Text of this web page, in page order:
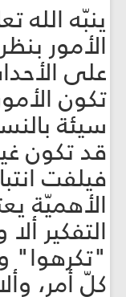
ينبّه الله
الأمور
على
تكون
سيئة
قد تكون
فيلفت
الأهميّة
التفكير
"تكرهوا"
كلّ أمر،